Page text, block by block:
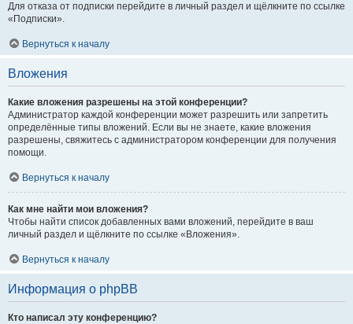
Для отказа от подписки перейдите в личный раздел и щёлкните по ссылке
«Подписки».
Вернуться к началу
Вложения
Какие вложения разрешены на этой конференции?
Администратор каждой конференции может разрешить или запретить
определённые типы вложений. Если вы не знаете, какие вложения
разрешены, свяжитесь с администратором конференции для получения
помощи.
Вернуться к началу
Как мне найти мои вложения?
Чтобы найти список добавленных вами вложений, перейдите в ваш
личный раздел и щёлкните по ссылке «Вложения».
Вернуться к началу
Информация о phpBB
Кто написал эту конференцию?